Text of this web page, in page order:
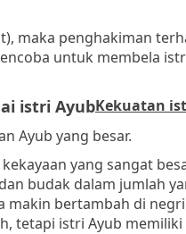
maka penghakiman
untuk membela
istri AyubKekuatan
Ayub yang besar.
yang sangat
budak dalam jumlah
bertambah di negri
tetapi istri Ayub